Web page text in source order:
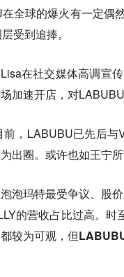
全球的爆火有一定偶
受到追捧。
在社交媒体高调宣
加速开店，对
，LABUBU已先后
出圈。或许也如王宁
泡玛特最受争议、股
的营收占比过高。 时
较为可观，但